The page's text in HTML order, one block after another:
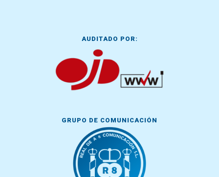
AUDITADO POR:
GRUPO DE COMUNICACIÓN